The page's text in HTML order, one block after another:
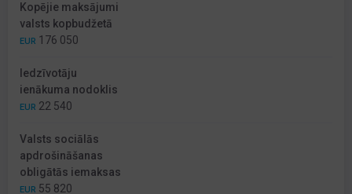
Kopējie maksājumi
valsts kopbudžetā
EUR 176 050
Iedzīvotāju
ienākuma nodoklis
EUR 22 540
Valsts sociālās
apdrošināšanas
obligātās iemaksas
EUR 55 820